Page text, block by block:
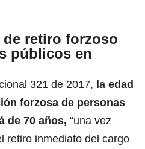
de retiro forzoso
públicos en
321 de 2017, la edad
forzosa de personas
de 70 años, “una vez
retiro inmediato del cargo